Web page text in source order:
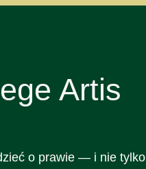
Artis
o prawie — i nie tylko